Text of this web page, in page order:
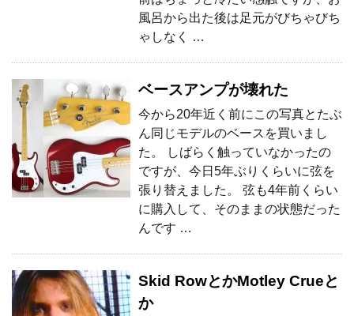
風呂から出た後は足元がびちゃびち
ゃしなく …
ベースアンプが壊れた
今から20年近く前にこの写真とたぶ
ん同じモデルのベースを買いまし
た。 しばらく触っていなかったの
ですが、今日5年ぶりくらいに弦を
張り替えました。 弦も4年前くらい
に購入して、そのままの状態だった
んです …
Skid RowとかMotley Crueと
か